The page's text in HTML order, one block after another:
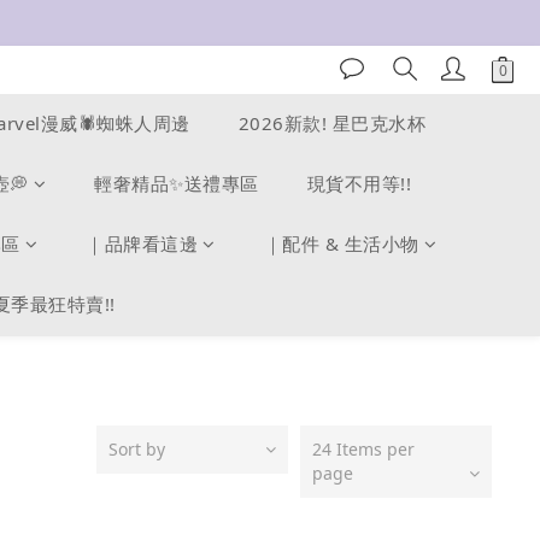
漫威🕷️蜘蛛人周邊 2026新款! 星巴克水杯
💭 輕奢精品✨送禮專區 現貨不用等!!
｜品牌看這邊 ｜配件 & 生活小物
季最狂特賣!!
Sort by
24 Items per
page